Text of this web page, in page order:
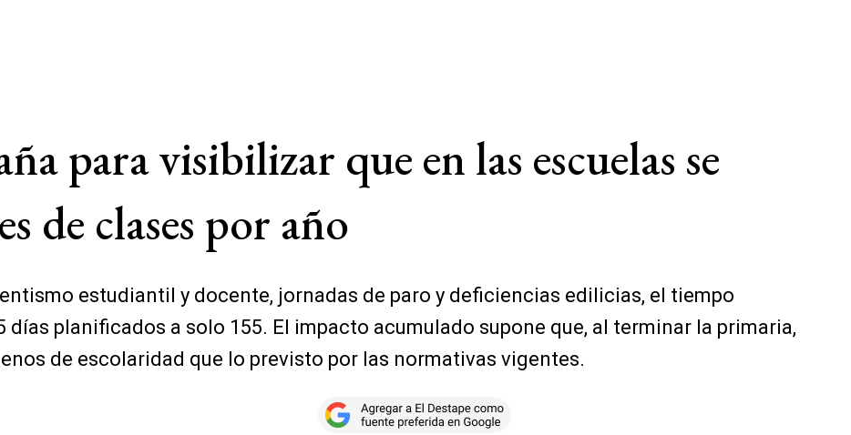
para visibilizar que en las escuelas se
de clases por año
estudiantil y docente, jornadas de paro y deficiencias edilicias, el tiempo
días planificados a solo 155. El impacto acumulado supone que, al terminar la primaria,
de escolaridad que lo previsto por las normativas vigentes.